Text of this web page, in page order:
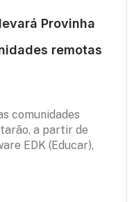
Provinha
remotas
comunidades
a partir de
EDK (Educar),